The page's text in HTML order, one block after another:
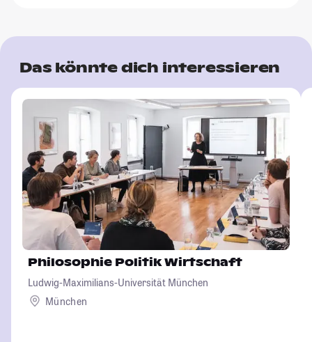
Das könnte dich interessieren
Philosophie Politik Wirtschaft
Ludwig-Maximilians-Universität München
München